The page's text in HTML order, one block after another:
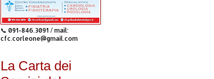
📞 091-846.3091 / mail:
cfc.corleone@gmail.com
La Carta dei